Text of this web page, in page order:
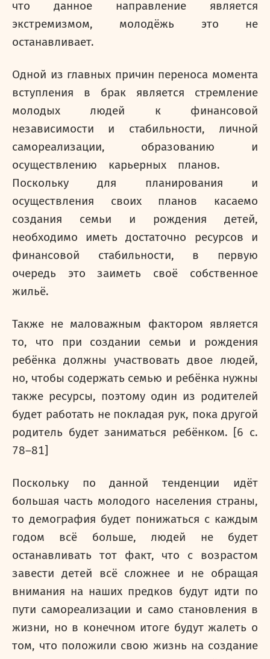
что данное направление является
экстремизмом, молодёжь это не
останавливает.
Одной из главных причин переноса момента
вступления в брак является стремление
молодых людей к финансовой
независимости и стабильности, личной
самореализации, образованию и
осуществлению карьерных планов.
Поскольку для планирования и
осуществления своих планов касаемо
создания семьи и рождения детей,
необходимо иметь достаточно ресурсов и
финансовой стабильности, в первую
очередь это заиметь своё собственное
жильё.
Также не маловажным фактором является
то, что при создании семьи и рождения
ребёнка должны участвовать двое людей,
но, чтобы содержать семью и ребёнка нужны
также ресурсы, поэтому один из родителей
будет работать не покладая рук, пока другой
родитель будет заниматься ребёнком. [6 с.
78–81]
Поскольку по данной тенденции идёт
большая часть молодого населения страны,
то демография будет понижаться с каждым
годом всё больше, людей не будет
останавливать тот факт, что с возрастом
завести детей всё сложнее и не обращая
внимания на наших предков будут идти по
пути самореализации и само становления в
жизни, но в конечном итоге будут жалеть о
том, что положили свою жизнь на создание